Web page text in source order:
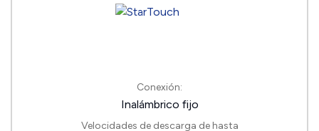
Conexión:
Inalámbrico fijo
Velocidades de descarga de hasta